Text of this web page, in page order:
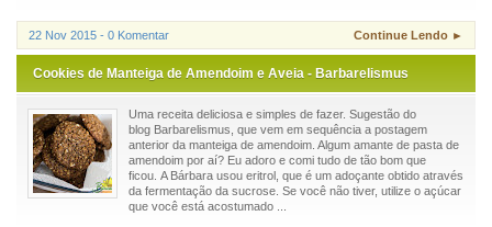
22 Nov 2015 - 0 Komentar Continue Lendo ►
Cookies de Manteiga de Amendoim e Aveia - Barbarelismus
Uma receita deliciosa e simples de fazer. Sugestão do
blog Barbarelismus, que vem em sequência a postagem
anterior da manteiga de amendoim. Algum amante de pasta de
amendoim por aí? Eu adoro e comi tudo de tão bom que
ficou. A Bárbara usou eritrol, que é um adoçante obtido através
da fermentação da sucrose. Se você não tiver, utilize o açúcar
que você está acostumado ...